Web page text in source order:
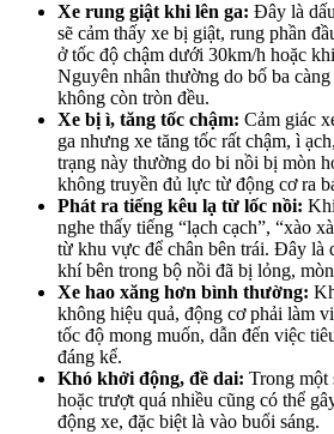
Xe rung giật khi lên ga: Đây là
sẽ cảm thấy xe bị giật, rung phần
ở tốc độ chậm dưới 30km/h hoặc
Nguyên nhân thường do bố ba
không còn tròn đều.
Xe bị ì, tăng tốc chậm: Cảm giác
ga nhưng xe tăng tốc rất chậm, ì
trạng này thường do bi nồi bị mòn
không truyền đủ lực từ động cơ ra
Phát ra tiếng kêu lạ từ lốc nồi:
nghe thấy tiếng “lạch cạch”, “xào
từ khu vực để chân bên trái. Đây là
khí bên trong bộ nồi đã bị lỏng,
Xe hao xăng hơn bình thường:
không hiệu quả, động cơ phải làm
tốc độ mong muốn, dẫn đến việc
đáng kể.
Khó khởi động, đề dai: Trong một
hoặc trượt quá nhiều cũng có thể
động xe, đặc biệt là vào buổi sáng.